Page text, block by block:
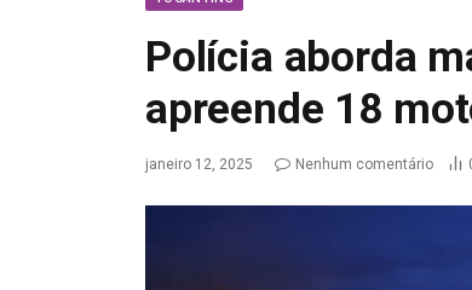
Polícia aborda
apreende 18
janeiro 12, 2025 Nenhum comentário